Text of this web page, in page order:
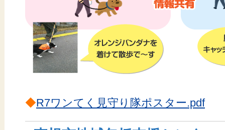
◆R7ワンてく見守り隊ポスター.pdf